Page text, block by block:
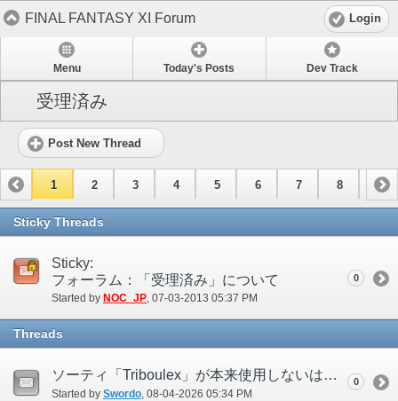
FINAL FANTASY XI Forum Login
Menu Today's Posts Dev Track
受理済み
Post New Thread
1 2 3 4 5 6 7 8 9
10 11
Sticky Threads
Sticky:
フォーラム：「受理済み」について
Started by NOC_JP‎, 07-03-2013 05:37 PM
0
Threads
ソーティ「Triboulex」が本来使用しないはずの技「ラストラフ」を使用する
Started by Swordo ‎, 08-04-2026 05:34 PM
0